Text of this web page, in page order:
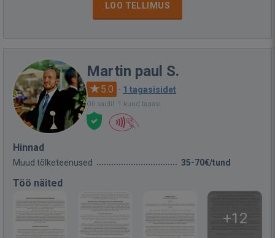
LOO TELLIMUS
Martin paul S.
5.0 · 1 tagasisidet
Oli saidil: 1 kuud tagasi
Hinnad
Muud tõlketeenused 35-70€/tund
Töö näited
+12